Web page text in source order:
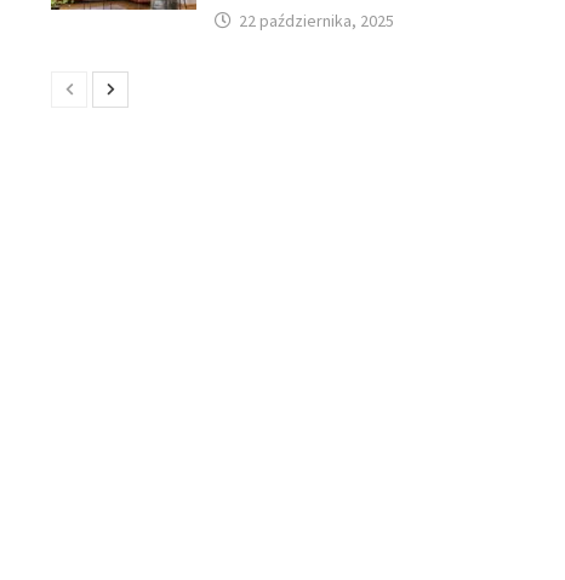
22 października, 2025